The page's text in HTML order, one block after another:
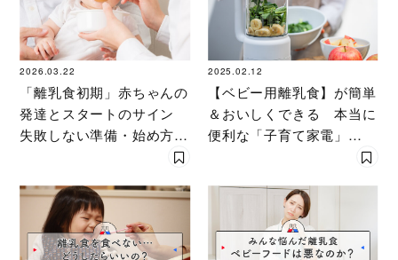
2026.03.22
「離乳食初期」赤ちゃんの
発達とスタートのサイン
失敗しない準備・始め方・
進め方〔管理栄養士〕が伝
2025.02.12
【ベビー用離乳食】が簡単
＆おいしくできる 本当に
便利な「子育て家電」
BEST３！〔専門家のおす